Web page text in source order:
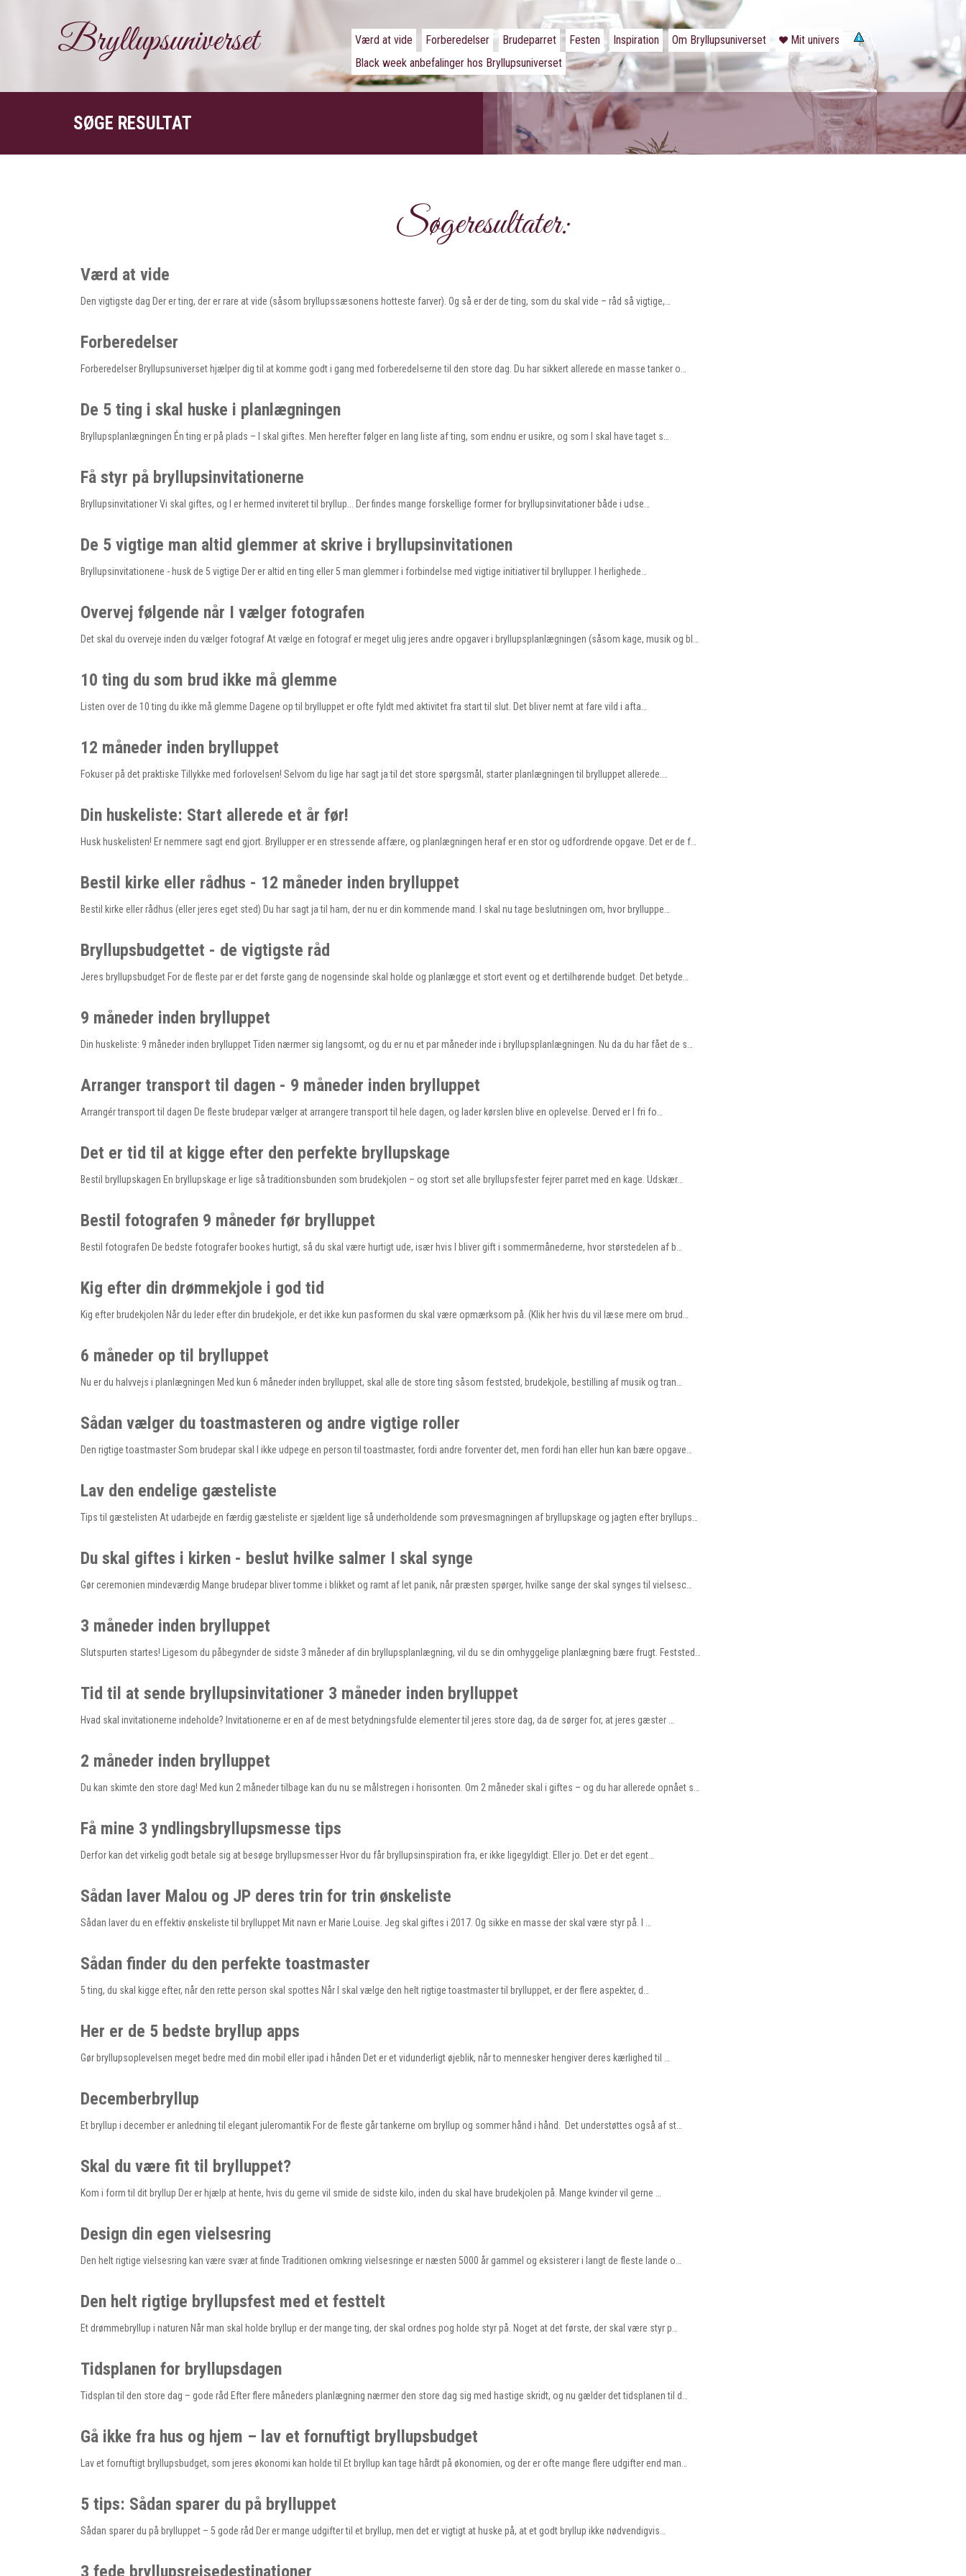
Bryllupsuniverset Værd at vide Forberedelser Brudeparret Festen Inspiration Om Bryllupsuniverset
Mit univers
Black week anbefalinger hos Bryllupsuniverset
SØGE RESULTAT
Søgeresultater:
Værd at vide
Den vigtigste dag Der er ting, der er rare at vide (såsom bryllupssæsonens hotteste farver). Og så er der de ting, som du skal vide – råd så vigtige,…
Forberedelser
Forberedelser Bryllupsuniverset hjælper dig til at komme godt i gang med forberedelserne til den store dag. Du har sikkert allerede en masse tanker o…
De 5 ting i skal huske i planlægningen
Bryllupsplanlægningen Én ting er på plads – I skal giftes. Men herefter følger en lang liste af ting, som endnu er usikre, og som I skal have taget s…
Få styr på bryllupsinvitationerne
Bryllupsinvitationer Vi skal giftes, og I er hermed inviteret til bryllup... Der findes mange forskellige former for bryllupsinvitationer både i udse…
De 5 vigtige man altid glemmer at skrive i bryllupsinvitationen
Bryllupsinvitationene - husk de 5 vigtige Der er altid en ting eller 5 man glemmer i forbindelse med vigtige initiativer til bryllupper. I herlighede…
Overvej følgende når I vælger fotografen
Det skal du overveje inden du vælger fotograf At vælge en fotograf er meget ulig jeres andre opgaver i bryllupsplanlægningen (såsom kage, musik og bl…
10 ting du som brud ikke må glemme
Listen over de 10 ting du ikke må glemme Dagene op til brylluppet er ofte fyldt med aktivitet fra start til slut. Det bliver nemt at fare vild i afta…
12 måneder inden brylluppet
Fokuser på det praktiske Tillykke med forlovelsen! Selvom du lige har sagt ja til det store spørgsmål, starter planlægningen til brylluppet allerede.…
Din huskeliste: Start allerede et år før!
Husk huskelisten! Er nemmere sagt end gjort. Bryllupper er en stressende affære, og planlægningen heraf er en stor og udfordrende opgave. Det er de f…
Bestil kirke eller rådhus - 12 måneder inden brylluppet
Bestil kirke eller rådhus (eller jeres eget sted) Du har sagt ja til ham, der nu er din kommende mand. I skal nu tage beslutningen om, hvor brylluppe…
Bryllupsbudgettet - de vigtigste råd
Jeres bryllupsbudget For de fleste par er det første gang de nogensinde skal holde og planlægge et stort event og et dertilhørende budget. Det betyde…
9 måneder inden brylluppet
Din huskeliste: 9 måneder inden brylluppet Tiden nærmer sig langsomt, og du er nu et par måneder inde i bryllupsplanlægningen. Nu da du har fået de s…
Arranger transport til dagen - 9 måneder inden brylluppet
Arrangér transport til dagen De fleste brudepar vælger at arrangere transport til hele dagen, og lader kørslen blive en oplevelse. Derved er I fri fo…
Det er tid til at kigge efter den perfekte bryllupskage
Bestil bryllupskagen En bryllupskage er lige så traditionsbunden som brudekjolen – og stort set alle bryllupsfester fejrer parret med en kage. Udskær…
Bestil fotografen 9 måneder før brylluppet
Bestil fotografen De bedste fotografer bookes hurtigt, så du skal være hurtigt ude, især hvis I bliver gift i sommermånederne, hvor størstedelen af b…
Kig efter din drømmekjole i god tid
Kig efter brudekjolen Når du leder efter din brudekjole, er det ikke kun pasformen du skal være opmærksom på. (Klik her hvis du vil læse mere om brud…
6 måneder op til brylluppet
Nu er du halvvejs i planlægningen Med kun 6 måneder inden brylluppet, skal alle de store ting såsom feststed, brudekjole, bestilling af musik og tran…
Sådan vælger du toastmasteren og andre vigtige roller
Den rigtige toastmaster Som brudepar skal I ikke udpege en person til toastmaster, fordi andre forventer det, men fordi han eller hun kan bære opgave…
Lav den endelige gæsteliste
Tips til gæstelisten At udarbejde en færdig gæsteliste er sjældent lige så underholdende som prøvesmagningen af bryllupskage og jagten efter bryllups…
Du skal giftes i kirken - beslut hvilke salmer I skal synge
Gør ceremonien mindeværdig Mange brudepar bliver tomme i blikket og ramt af let panik, når præsten spørger, hvilke sange der skal synges til vielsesc…
3 måneder inden brylluppet
Slutspurten startes! Ligesom du påbegynder de sidste 3 måneder af din bryllupsplanlægning, vil du se din omhyggelige planlægning bære frugt. Feststed…
Tid til at sende bryllupsinvitationer 3 måneder inden brylluppet
Hvad skal invitationerne indeholde? Invitationerne er en af de mest betydningsfulde elementer til jeres store dag, da de sørger for, at jeres gæster …
2 måneder inden brylluppet
Du kan skimte den store dag! Med kun 2 måneder tilbage kan du nu se målstregen i horisonten. Om 2 måneder skal i giftes – og du har allerede opnået s…
Få mine 3 yndlingsbryllupsmesse tips
Derfor kan det virkelig godt betale sig at besøge bryllupsmesser Hvor du får bryllupsinspiration fra, er ikke ligegyldigt. Eller jo. Det er det egent…
Sådan laver Malou og JP deres trin for trin ønskeliste
Sådan laver du en effektiv ønskeliste til brylluppet Mit navn er Marie Louise. Jeg skal giftes i 2017. Og sikke en masse der skal være styr på. I …
Sådan finder du den perfekte toastmaster
5 ting, du skal kigge efter, når den rette person skal spottes Når I skal vælge den helt rigtige toastmaster til brylluppet, er der flere aspekter, d…
Her er de 5 bedste bryllup apps
Gør bryllupsoplevelsen meget bedre med din mobil eller ipad i hånden Det er et vidunderligt øjeblik, når to mennesker hengiver deres kærlighed til …
Decemberbryllup
Et bryllup i december er anledning til elegant juleromantik For de fleste går tankerne om bryllup og sommer hånd i hånd. Det understøttes også af st…
Skal du være fit til brylluppet?
Kom i form til dit bryllup Der er hjælp at hente, hvis du gerne vil smide de sidste kilo, inden du skal have brudekjolen på. Mange kvinder vil gerne …
Design din egen vielsesring
Den helt rigtige vielsesring kan være svær at finde Traditionen omkring vielsesringe er næsten 5000 år gammel og eksisterer i langt de fleste lande o…
Den helt rigtige bryllupsfest med et festtelt
Et drømmebryllup i naturen Når man skal holde bryllup er der mange ting, der skal ordnes pog holde styr på. Noget at det første, der skal være styr p…
Tidsplanen for bryllupsdagen
Tidsplan til den store dag – gode råd Efter flere måneders planlægning nærmer den store dag sig med hastige skridt, og nu gælder det tidsplanen til d…
Gå ikke fra hus og hjem – lav et fornuftigt bryllupsbudget
Lav et fornuftigt bryllupsbudget, som jeres økonomi kan holde til Et bryllup kan tage hårdt på økonomien, og der er ofte mange flere udgifter end man…
5 tips: Sådan sparer du på brylluppet
Sådan sparer du på brylluppet – 5 gode råd Der er mange udgifter til et bryllup, men det er vigtigt at huske på, at et godt bryllup ikke nødvendigvis…
3 fede bryllupsrejsedestinationer